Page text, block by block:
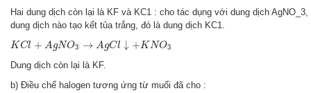
Hai dung dịch còn lại là KF và KC1 : cho tác dụng với dung dịch AgNO_3,
dung dịch nào tạo kết tủa trắng, đó là dung dịch KC1.
KCl + AgNO3 → AgCl ↓ +KNO3
KCl+ A N O3→ ↓ +KNO 3
Dung dịch còn lại là KF.
b) Điều chế halogen tương ứng từ muối đã cho :